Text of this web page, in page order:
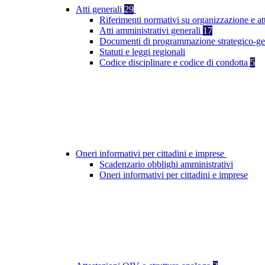
Atti generali 29
Riferimenti normativi su organizzazione e
Atti amministrativi generali 17
Documenti di programmazione strategico-
Statuti e leggi regionali
Codice disciplinare e codice di condotta 5
Oneri informativi per cittadini e imprese
Scadenzario obblighi amministrativi
Oneri informativi per cittadini e imprese